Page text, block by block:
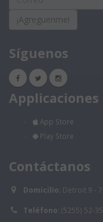
¡Agreguenme!
Síguenos
Applicaciones
App Store
Play Store
Contáctanos
Domicilio: Detroit 9 -
Teléfono: (5255) 52-